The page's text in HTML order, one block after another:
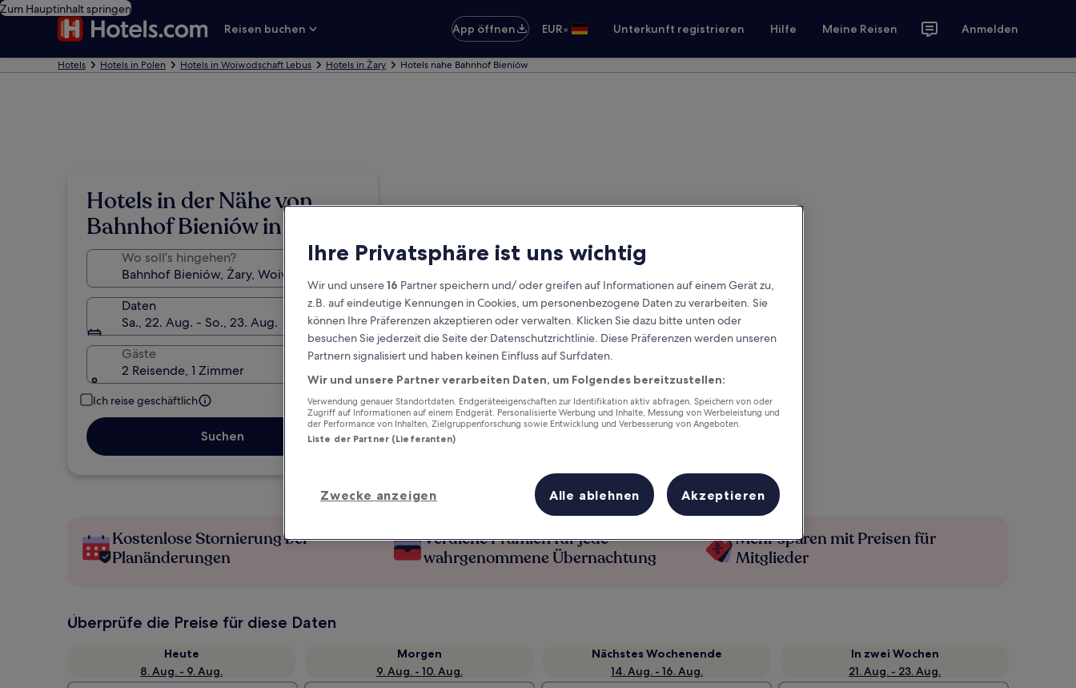
Zum Hauptinhalt springen
Reisen buchen
App öffnen EUR• Unterkunft registrieren Hilfe Meine Reisen Anmelden
Hotels Hotels in Polen Hotels in Woiwodschaft Lebus Hotels in Żary Hotels nahe Bahnhof Bieniów
Hotels in der Nähe von
Bahnhof Bieniów in Żary
Wo soll’s hingehen?
Daten
Sa., 22. Aug. - So., 23. Aug.
Gäste
2 Reisende, 1 Zimmer
Ich reise geschäftlich
Suchen
Kostenlose Stornierung bei
Planänderungen
Verdiene Prämien für jede
wahrgenommene Übernachtung
Mehr sparen mit Preisen für
Mitglieder
Überprüfe die Preise für diese Daten
Heute
8. Aug. - 9. Aug.
Morgen
9. Aug. - 10. Aug.
Nächstes Wochenende
14. Aug. - 16. Aug.
In zwei Wochen
21. Aug. - 23. Aug.
Ihre Privatsphäre ist uns wichtig
Wir und unsere16 Partner speichern und/ oder greifen auf Informationen auf einem Gerät zu,
z.B. auf eindeutige Kennungen in Cookies, um personenbezogene Daten zu verarbeiten. Sie
können Ihre Präferenzen akzeptieren oder verwalten. Klicken Sie dazu bitte unten oder
besuchen Sie jederzeit die Seite der Datenschutzrichtlinie. Diese Präferenzen werden unseren
Partnern signalisiert und haben keinen Einfluss auf Surfdaten.
Wir und unsere Partner verarbeiten Daten, um Folgendes bereitzustellen:
Verwendung genauer Standortdaten. Endgeräteeigenschaften zur Identifikation aktiv abfragen. Speichern von oder
Zugriff auf Informationen auf einem Endgerät. Personalisierte Werbung und Inhalte, Messung von Werbeleistung und
der Performance von Inhalten, Zielgruppenforschung sowie Entwicklung und Verbesserung von Angeboten.
Liste der Partner (Lieferanten)
Zwecke anzeigen Alle ablehnen Akzeptieren